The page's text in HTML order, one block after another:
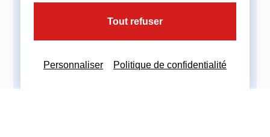
Partagez cette actualité :
Tout refuser
Personnaliser Politique de confidentialité